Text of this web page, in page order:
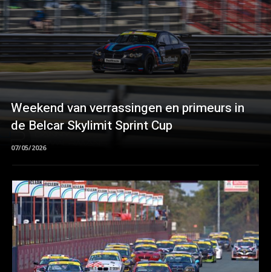
Weekend van verrassingen en primeurs in
de Belcar Skylimit Sprint Cup
07/05/2026